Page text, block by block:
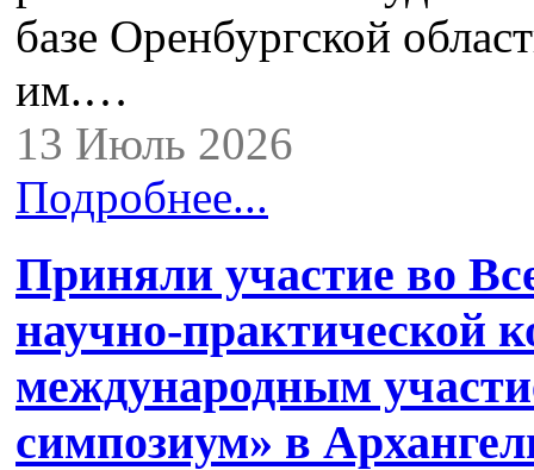
базе Оренбургской
им.…
13 Июль 2026
Подробнее...
Приняли участие во
научно‑практической
международным
симпозиум» в